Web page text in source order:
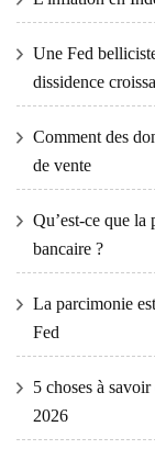
Une Fed
dissidence
Comment des
de vente
Qu’est-ce que la
bancaire ?
La parcimonie
Fed
5 choses à
2026